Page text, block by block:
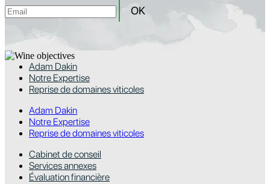
Adam Dakin
Notre Expertise
Reprise de domaines viticoles
Adam Dakin
Notre Expertise
Reprise de domaines viticoles
Cabinet de conseil
Services annexes
Évaluation financière